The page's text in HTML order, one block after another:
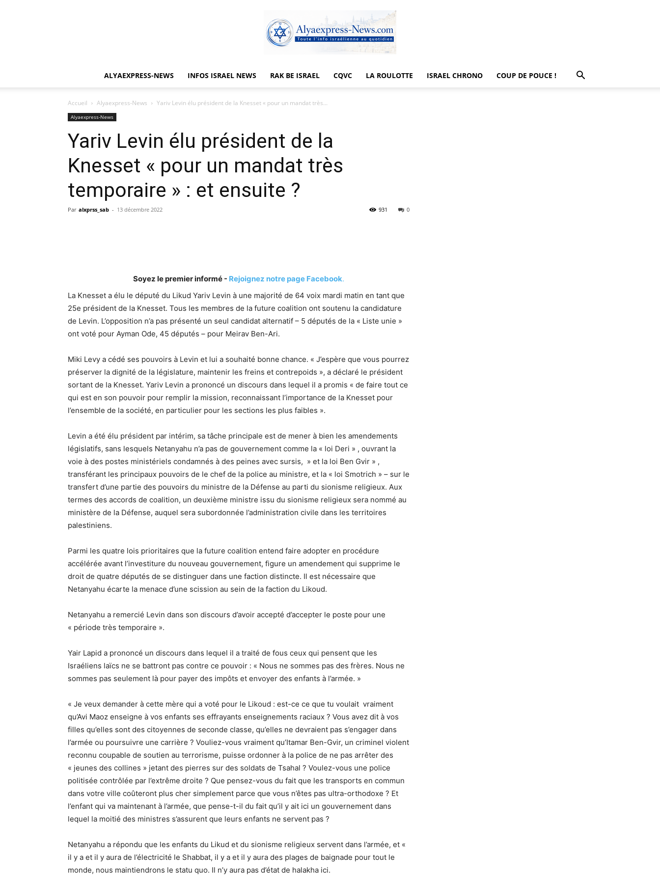
News
ALYAEXPRESS-NEWS INFOS ISRAEL NEWS RAK BE ISRAEL CQVC LA ROULOTTE ISRAEL CHRONO COUP DE POUCE !
Accueil Alyaexpress-News Yariv Levin élu président de la Knesset « pour un mandat très...
Alyaexpress-News
Yariv Levin élu président de la
Knesset « pour un mandat très
temporaire » : et ensuite ?
Par alxprss_sab - 13 décembre 2022 0
931
Soyez le premier informé - Rejoignez notre page Facebook.
La Knesset a élu le député du Likud Yariv Levin à une majorité de 64 voix mardi matin en tant que
25e président de la Knesset. Tous les membres de la future coalition ont soutenu la candidature
de Levin. L’opposition n’a pas présenté un seul candidat alternatif – 5 députés de la « Liste unie »
ont voté pour Ayman Ode, 45 députés – pour Meirav Ben-Ari.
Miki Levy a cédé ses pouvoirs à Levin et lui a souhaité bonne chance. « J’espère que vous pourrez
préserver la dignité de la législature, maintenir les freins et contrepoids », a déclaré le président
sortant de la Knesset. Yariv Levin a prononcé un discours dans lequel il a promis « de faire tout ce
qui est en son pouvoir pour remplir la mission, reconnaissant l’importance de la Knesset pour
l’ensemble de la société, en particulier pour les sections les plus faibles ».
Levin a été élu président par intérim, sa tâche principale est de mener à bien les amendements
législatifs, sans lesquels Netanyahu n’a pas de gouvernement comme la « loi Deri » , ouvrant la
voie à des postes ministériels condamnés à des peines avec sursis, » et la loi Ben Gvir » ,
transférant les principaux pouvoirs de le chef de la police au ministre, et la « loi Smotrich » – sur le
transfert d’une partie des pouvoirs du ministre de la Défense au parti du sionisme religieux. Aux
termes des accords de coalition, un deuxième ministre issu du sionisme religieux sera nommé au
ministère de la Défense, auquel sera subordonnée l’administration civile dans les territoires
palestiniens.
Parmi les quatre lois prioritaires que la future coalition entend faire adopter en procédure
accélérée avant l’investiture du nouveau gouvernement, figure un amendement qui supprime le
droit de quatre députés de se distinguer dans une faction distincte. Il est nécessaire que
Netanyahu écarte la menace d’une scission au sein de la faction du Likoud.
Netanyahu a remercié Levin dans son discours d’avoir accepté d’accepter le poste pour une
« période très temporaire ».
Yair Lapid a prononcé un discours dans lequel il a traité de fous ceux qui pensent que les
Israéliens laïcs ne se battront pas contre ce pouvoir : « Nous ne sommes pas des frères. Nous ne
sommes pas seulement là pour payer des impôts et envoyer des enfants à l’armée. »
« Je veux demander à cette mère qui a voté pour le Likoud : est-ce ce que tu voulait vraiment
qu’Avi Maoz enseigne à vos enfants ses effrayants enseignements raciaux ? Vous avez dit à vos
filles qu’elles sont des citoyennes de seconde classe, qu’elles ne devraient pas s’engager dans
l’armée ou poursuivre une carrière ? Vouliez-vous vraiment qu’Itamar Ben-Gvir, un criminel violent
reconnu coupable de soutien au terrorisme, puisse ordonner à la police de ne pas arrêter des
« jeunes des collines » jetant des pierres sur des soldats de Tsahal ? Voulez-vous une police
politisée contrôlée par l’extrême droite ? Que pensez-vous du fait que les transports en commun
dans votre ville coûteront plus cher simplement parce que vous n’êtes pas ultra-orthodoxe ? Et
l’enfant qui va maintenant à l’armée, que pense-t-il du fait qu’il y ait ici un gouvernement dans
lequel la moitié des ministres s’assurent que leurs enfants ne servent pas ?
Netanyahu a répondu que les enfants du Likud et du sionisme religieux servent dans l’armée, et «
il y a et il y aura de l’électricité le Shabbat, il y a et il y aura des plages de baignade pour tout le
monde, nous maintiendrons le statu quo. Il n’y aura pas d’état de halakha ici.